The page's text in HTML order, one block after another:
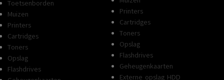
Toetsenborden
Muizen
Printers
Cartridges
Toners
Opslag
Flashdrives
Printers
Cartridges
Toners
Opslag
Flashdrives
Geheugenkaarten
Externe opslag HDD